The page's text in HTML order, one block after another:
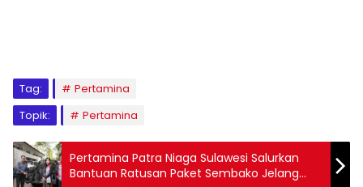
Tag:
Pertamina
Topik:
Pertamina
Pertamina Patra Niaga Sulawesi Salurkan
Bantuan Ratusan Paket Sembako Jelang